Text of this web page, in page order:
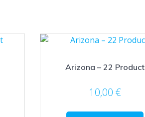
Arizona – 22 Product
10,00 €